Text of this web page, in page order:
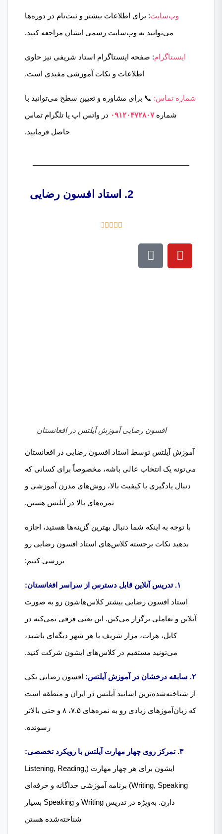
وب‌سایت: برای اطلاعات بیشتر و ثبت‌نام در دوره‌ها
می‌توانید به وب‌سایت رسمی ایشان مراجعه کنید.
اینستاگرام: صفحه اینستاگرام استاد شریفی نیز حاوی
اطلاعات و نکات آموزشی مفیدی است.
شماره تماس: 📞 برای مشاوره و تعیین سطح می‌توانید با
شماره۰۹۱۲۰۴۷۲۸۰۷ در واتس اپ یا تلگرام تماس
حاصل فرمایید.
2. استاد افسون رضایی





افسون رضایی آموزش آیلتس در افغانستان
آموزش آیلتس توسط استاد افسون رضایی در افغانستان
می‌تونه یک انتخاب عالی باشه، مخصوصاً برای کسانی که
دنبال یادگیری با کیفیت بالا، روش‌های مدرن آموزشی و
نمره‌های بالا در آیلتس هستن.
با توجه به اینکه شما دنبال بهترین گزینه‌ها هستید، اجازه
بدهید نکات برجسته کلاس‌های استاد افسون رضایی رو
بررسی کنیم:
۱. تدریس آنلاین قابل دسترس از سراسر افغانستان:
استاد افسون رضایی بیشتر کلاس‌هاشون رو به صورت
آنلاین و تعاملی برگزار می‌کنن. این یعنی فرقی نمی‌کنه در
کابل، هرات، مزار شریف یا هر شهر دیگه‌ای باشید،
می‌تونید مستقیم در کلاس‌های ایشون شرکت کنید.
۲. سابقه درخشان در آموزش آیلتس:
افسون رضایی یکی
از شناخته‌شده‌ترین اساتید آیلتس در ایران و منطقه است
که زبان‌آموزهای زیادی رو به نمره‌های ۷.۵، ۸ و حتی بالاتر
رسونده.
۳. تمرکز روی چهار مهارت آیلتس با رویکرد تخصصی:
ایشون برای هر چهار مهارت (Listening, Reading,
Writing, Speaking) برنامه آموزشی جداگانه و حرفه‌ای
دارن. به‌ویژه در تدریس Writing و Speaking بسیار
شناخته‌شده هستن